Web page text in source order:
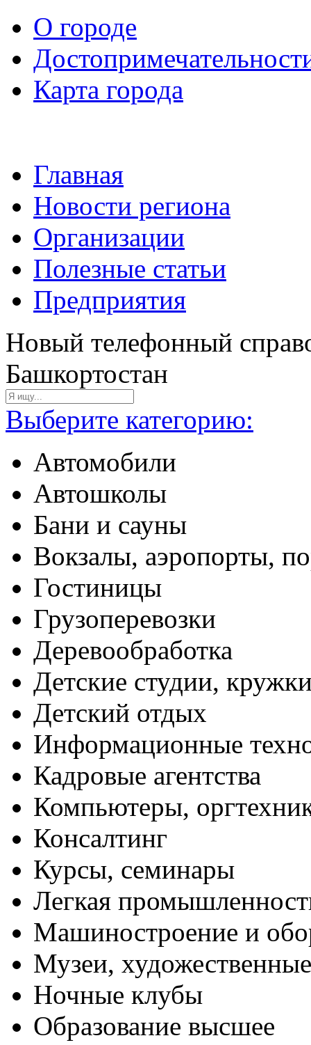
О городе
Карта города
Главная
Новости региона
Организации
Полезные статьи
Предприятия
Новый телефонный
Башкортостан
Выберите категорию:
Автомобили
Автошколы
Бани и сауны
Вокзалы, аэропорты,
Гостиницы
Грузоперевозки
Деревообработка
Детские студии,
Детский отдых
Информационные
Кадровые агентства
Компьютеры,
Консалтинг
Курсы, семинары
Легкая
Машиностроение и
Музеи,
Ночные клубы
Образование высшее